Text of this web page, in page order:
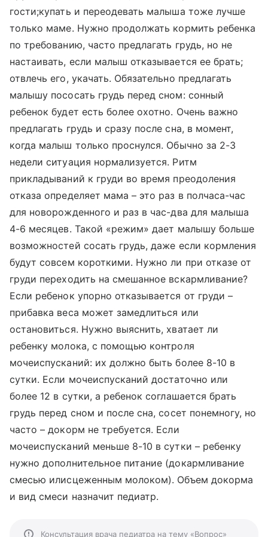
гости;купать и переодевать малыша тоже лучше
только маме. Нужно продолжать кормить ребенка
по требованию, часто предлагать грудь, но не
настаивать, если малыш отказывается ее брать;
отвлечь его, укачать. Обязательно предлагать
малышу пососать грудь перед сном: сонный
ребенок будет есть более охотно. Очень важно
предлагать грудь и сразу после сна, в момент,
когда малыш только проснулся. Обычно за 2-3
недели ситуация нормализуется. Ритм
прикладываний к груди во время преодоления
отказа определяет мама – это раз в полчаса-час
для новорожденного и раз в час-два для малыша
4-6 месяцев. Такой «режим» дает малышу больше
возможностей сосать грудь, даже если кормления
будут совсем короткими. Нужно ли при отказе от
груди переходить на смешанное вскармливание?
Если ребенок упорно отказывается от груди –
прибавка веса может замедлиться или
остановиться. Нужно выяснить, хватает ли
ребенку молока, с помощью контроля
мочеиспусканий: их должно быть более 8-10 в
сутки. Если мочеиспусканий достаточно или
более 12 в сутки, а ребенок соглашается брать
грудь перед сном и после сна, сосет понемногу, но
часто – докорм не требуется. Если
мочеиспусканий меньше 8-10 в сутки – ребенку
нужно дополнительное питание (докармливание
смесью илисцеженным молоком). Объем докорма
и вид смеси назначит педиатр.
Консультация врача педиатра на тему «Вопрос»